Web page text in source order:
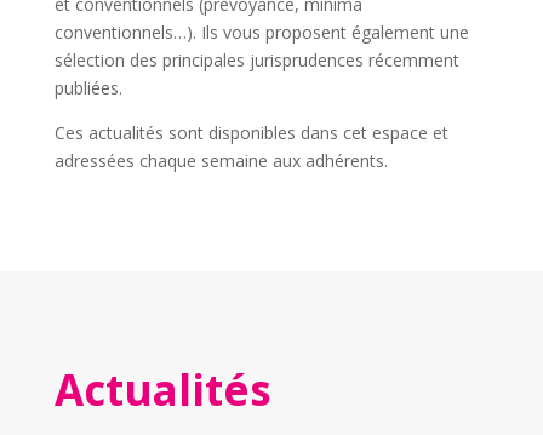
conventionnels…). Ils vous proposent également une
sélection des principales jurisprudences récemment
publiées.
Ces actualités sont disponibles dans cet espace et
adressées chaque semaine aux adhérents.
Actualités